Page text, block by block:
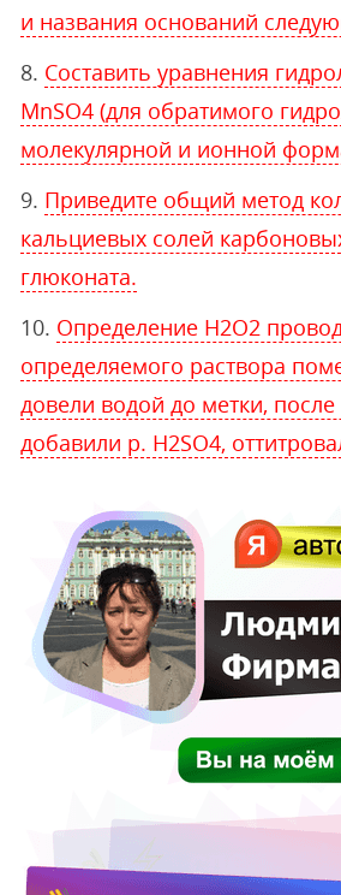
и названия оснований
Составить уравнения
MnSO4 (для обратимого
молекулярной и ионной
Приведите общий метод
кальциевых солей
глюконата.
Определение H2O2
определяемого раствора
довели водой до метки,
добавили р. H2SO4,